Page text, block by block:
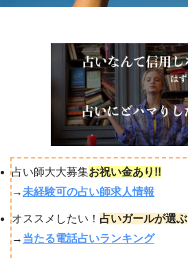
占い師大大募集お祝い金あり!!
→未経験可の占い師求人情報
オススメしたい！ 占いガールが選ぶ
→ 当たる電話占いランキング